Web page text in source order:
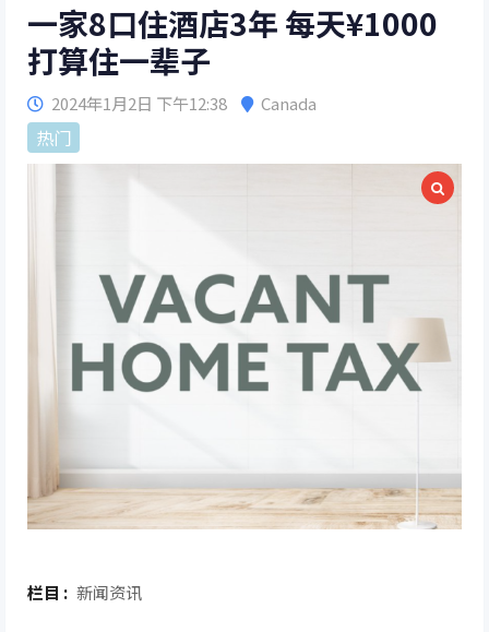
一家8口住酒店3年 每天¥1000
打算住一辈子
2024年1月2日 下午12:38 Canada
热门
栏目 : 新闻资讯